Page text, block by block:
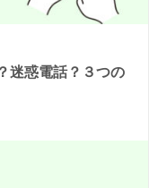
迷惑電話？３つの